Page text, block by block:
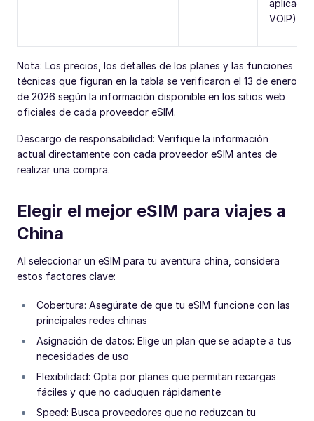
VOIP)
Nota: Los precios, los detalles de los planes y las funciones
técnicas que figuran en la tabla se verificaron el 13 de enero
de 2026 según la información disponible en los sitios web
oficiales de cada proveedor eSIM.
Descargo de responsabilidad: Verifique la información
actual directamente con cada proveedor eSIM antes de
realizar una compra.
Elegir el mejor eSIM para viajes a
China
Al seleccionar un eSIM para tu aventura china, considera
estos factores clave:
Cobertura: Asegúrate de que tu eSIM funcione con las
principales redes chinas
Asignación de datos: Elige un plan que se adapte a tus
necesidades de uso
Flexibilidad: Opta por planes que permitan recargas
fáciles y que no caduquen rápidamente
Speed: Busca proveedores que no reduzcan tu